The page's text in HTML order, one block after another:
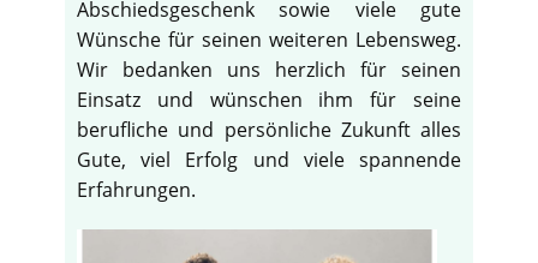
Abschiedsgeschenk sowie viele gute
Wünsche für seinen weiteren Lebensweg.
Wir bedanken uns herzlich für seinen
Einsatz und wünschen ihm für seine
berufliche und persönliche Zukunft alles
Gute, viel Erfolg und viele spannende
Erfahrungen.